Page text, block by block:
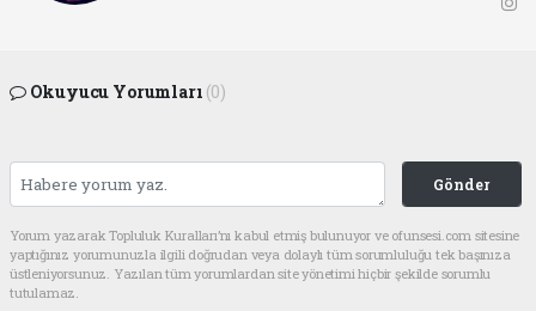
Okuyucu Yorumları (0)
Gönder
Yorum yazarak Topluluk Kuralları’nı kabul etmiş bulunuyor ve ofunsesi.com sitesine
yaptığınız yorumunuzla ilgili doğrudan veya dolaylı tüm sorumluluğu tek başınıza
üstleniyorsunuz. Yazılan tüm yorumlardan site yönetimi hiçbir şekilde sorumlu
tutulamaz.